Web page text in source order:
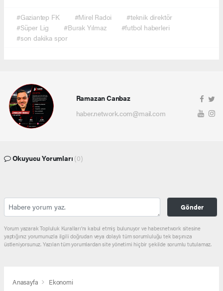
#Gaziantep FK #Mirel Radoi
#teknik direktör
#Süper Lig
#Burak Yılmaz
#futbol haberleri
#son dakika spor
Ramazan Canbaz
haber.network.com@mail.com
Okuyucu Yorumları (0)
Gönder
Yorum yazarak Topluluk Kuralları’nı kabul etmiş bulunuyor ve haber.network sitesine
yaptığınız yorumunuzla ilgili doğrudan veya dolaylı tüm sorumluluğu tek başınıza
üstleniyorsunuz. Yazılan tüm yorumlardan site yönetimi hiçbir şekilde sorumlu tutulamaz.
Anasayfa Ekonomi